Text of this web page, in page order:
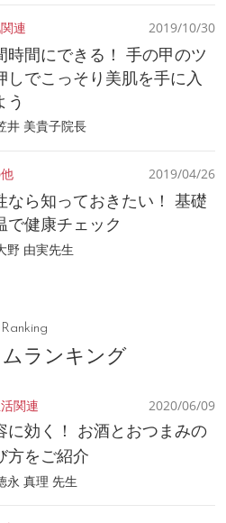
連 2019/10/30
時間にできる！ 手の甲のツ
しでこっそり美肌を手に入
う
井 美貴子院長
2019/04/26
なら知っておきたい！ 基礎
で健康チェック
野 由実先生
Ranking
ランキング
関連 2020/06/09
に効く！ お酒とおつまみの
方をご紹介
永 真理 先生